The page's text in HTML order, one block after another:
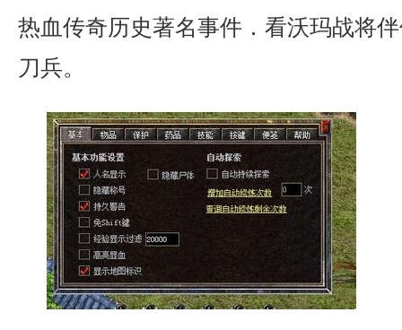
热血传奇历史著名事件．看沃玛战将
刀兵。